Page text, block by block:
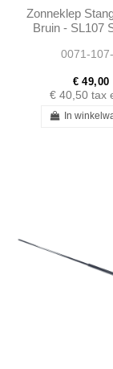
Zonneklep
Bruin - SL107
0071-
€ 49,00
€ 40,50 tax
In